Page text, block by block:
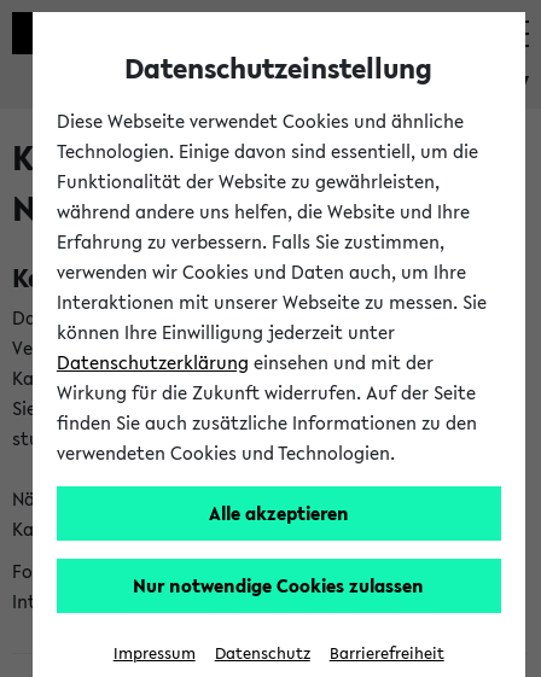
eKVV
Kalenderintegration und
Newsfeeds
Kalenderintegration
Das eKVV bietet Ihnen die Möglichkeit,
Veranstaltungstermine in eine Vielzahl von
Kalenderanwendungen einzubinden. Auf diese Weise können
Sie einen gemeinsamen Überblick über Ihre privaten und
studienbezogenen Termine erhalten.
Näheres zu Vorteilen und Funktionsweise der
Kalenderintegration können Sie auf unserer
Folgende Kalender bietet Ihnen das eKVV derzeit zur
Integration an:
Datenschutzeinstellung
Diese Webseite verwendet Cookies und ähnliche
Technologien. Einige davon sind essentiell, um die
Funktionalität der Website zu gewährleisten,
während andere uns helfen, die Website und Ihre
Erfahrung zu verbessern. Falls Sie zustimmen,
verwenden wir Cookies und Daten auch, um Ihre
Interaktionen mit unserer Webseite zu messen. Sie
können Ihre Einwilligung jederzeit unter
Datenschutzerklärung einsehen und mit der
Wirkung für die Zukunft widerrufen. Auf der Seite
finden Sie auch zusätzliche Informationen zu den
verwendeten Cookies und Technologien.
Alle akzeptieren
Nur notwendige Cookies zulassen
Impressum Datenschutz Barrierefreiheit